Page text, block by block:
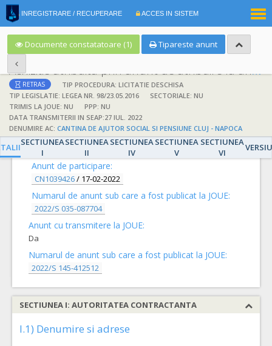
INREGISTRARE / RECUPERARE ACCES IN SISTEM
Documente constatatoare (1) Tipareste anunt
Achizitie atribuita prin anunt de atribuire la anunt de participare
RETRAS
TIP PROCEDURA: LICITATIE DESCHISA
TIP LEGISLATIE: LEGEA NR. 98/23.05.2016
SECTORIALE: NU
TRIMIS LA JOUE: NU
PPP: NU
DATA TRANSMITERII IN SEAP:27 IUL. 2022
DENUMIRE AC: CANTINA DE AJUTOR SOCIAL SI PENSIUNE CLUJ - NAPOCA
SECTIUNEA
I
SECTIUNEA
II
SECTIUNEA
IV
SECTIUNEA
V
SECTIUNEA
VI
DETALII
Anunt de participare:
CN1039426/ 17-02-2022
Numarul de anunt sub care a fost publicat la JOUE:
2022/S 035-087704
Anunt cu transmitere la JOUE:
Da
Numarul de anunt sub care a fost publicat la JOUE:
2022/S 145-412512
SECTIUNEA I: AUTORITATEA CONTRACTANTA
I.1) Denumire si adrese